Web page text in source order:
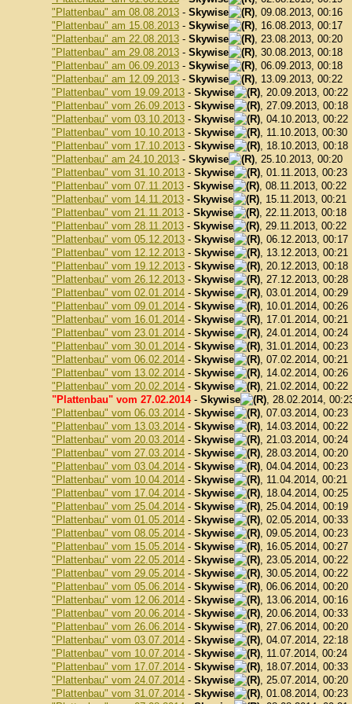
"Plattenbau" am 08.08.2013 - Skywise
, 09.08.2013, 00:16
"Plattenbau" am 15.08.2013 - Skywise
, 16.08.2013, 00:17
"Plattenbau" am 22.08.2013 - Skywise
, 23.08.2013, 00:20
"Plattenbau" am 29.08.2013 - Skywise
, 30.08.2013, 00:18
"Plattenbau" am 06.09.2013 - Skywise
, 06.09.2013, 00:18
"Plattenbau" am 12.09.2013 - Skywise
, 13.09.2013, 00:22
"Plattenbau" vom 19.09.2013 - Skywise
, 20.09.2013, 00:22
"Plattenbau" vom 26.09.2013 - Skywise
, 27.09.2013, 00:18
"Plattenbau" vom 03.10.2013 - Skywise
, 04.10.2013, 00:22
"Plattenbau" vom 10.10.2013 - Skywise
, 11.10.2013, 00:30
"Plattenbau" vom 17.10.2013 - Skywise
, 18.10.2013, 00:18
"Plattenbau" am 24.10.2013 - Skywise
, 25.10.2013, 00:20
"Plattenbau" vom 31.10.2013 - Skywise
, 01.11.2013, 00:23
"Plattenbau" vom 07.11.2013 - Skywise
, 08.11.2013, 00:22
"Plattenbau" vom 14.11.2013 - Skywise
, 15.11.2013, 00:21
"Plattenbau" vom 21.11.2013 - Skywise
, 22.11.2013, 00:18
"Plattenbau" vom 28.11.2013 - Skywise
, 29.11.2013, 00:22
"Plattenbau" vom 05.12.2013 - Skywise
, 06.12.2013, 00:17
"Plattenbau" vom 12.12.2013 - Skywise
, 13.12.2013, 00:21
"Plattenbau" vom 19.12.2013 - Skywise
, 20.12.2013, 00:18
"Plattenbau" vom 26.12.2013 - Skywise
, 27.12.2013, 00:28
"Plattenbau" vom 02.01.2014 - Skywise
, 03.01.2014, 00:29
"Plattenbau" vom 09.01.2014 - Skywise
, 10.01.2014, 00:26
"Plattenbau" vom 16.01.2014 - Skywise
, 17.01.2014, 00:21
"Plattenbau" vom 23.01.2014 - Skywise
, 24.01.2014, 00:24
"Plattenbau" vom 30.01.2014 - Skywise
, 31.01.2014, 00:23
"Plattenbau" vom 06.02.2014 - Skywise
, 07.02.2014, 00:21
"Plattenbau" vom 13.02.2014 - Skywise
, 14.02.2014, 00:26
"Plattenbau" vom 20.02.2014 - Skywise
, 21.02.2014, 00:22
"Plattenbau" vom 27.02.2014- Skywise
, 28.02.2014,
"Plattenbau" vom 06.03.2014 - Skywise
, 07.03.2014, 00:23
"Plattenbau" vom 13.03.2014 - Skywise
, 14.03.2014, 00:22
"Plattenbau" vom 20.03.2014 - Skywise
, 21.03.2014, 00:24
"Plattenbau" vom 27.03.2014 - Skywise
, 28.03.2014, 00:20
"Plattenbau" vom 03.04.2014 - Skywise
, 04.04.2014, 00:23
"Plattenbau" vom 10.04.2014 - Skywise
, 11.04.2014, 00:21
"Plattenbau" vom 17.04.2014 - Skywise
, 18.04.2014, 00:25
"Plattenbau" vom 25.04.2014 - Skywise
, 25.04.2014, 00:19
"Plattenbau" vom 01.05.2014 - Skywise
, 02.05.2014, 00:33
"Plattenbau" vom 08.05.2014 - Skywise
, 09.05.2014, 00:23
"Plattenbau" vom 15.05.2014 - Skywise
, 16.05.2014, 00:27
"Plattenbau" vom 22.05.2014 - Skywise
, 23.05.2014, 00:22
"Plattenbau" vom 29.05.2014 - Skywise
, 30.05.2014, 00:22
"Plattenbau" vom 05.06.2014 - Skywise
, 06.06.2014, 00:20
"Plattenbau" vom 12.06.2014 - Skywise
, 13.06.2014, 00:16
"Plattenbau" vom 20.06.2014 - Skywise
, 20.06.2014, 00:33
"Plattenbau" vom 26.06.2014 - Skywise
, 27.06.2014, 00:20
"Plattenbau" vom 03.07.2014 - Skywise
, 04.07.2014, 22:18
"Plattenbau" vom 10.07.2014 - Skywise
, 11.07.2014, 00:24
"Plattenbau" vom 17.07.2014 - Skywise
, 18.07.2014, 00:33
"Plattenbau" vom 24.07.2014 - Skywise
, 25.07.2014, 00:20
"Plattenbau" vom 31.07.2014 - Skywise
, 01.08.2014, 00:23